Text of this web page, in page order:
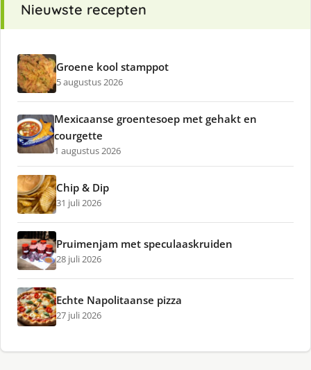
Nieuwste recepten
Groene kool stamppot
5 augustus 2026
Mexicaanse groentesoep met gehakt en
courgette
1 augustus 2026
Chip & Dip
31 juli 2026
Pruimenjam met speculaaskruiden
28 juli 2026
Echte Napolitaanse pizza
27 juli 2026